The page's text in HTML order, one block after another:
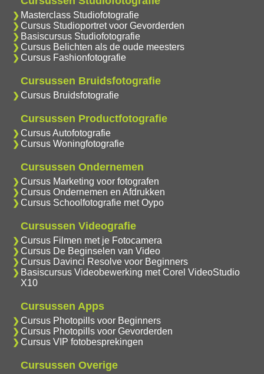
Masterclass Studiofotografie
Cursus Studioportret voor Gevorderden
Basiscursus Studiofotografie
Cursus Belichten als de oude meesters
Cursus Fashionfotografie
Cursussen Bruidsfotografie
Cursus Bruidsfotografie
Cursussen Productfotografie
Cursus Autofotografie
Cursus Woningfotografie
Cursussen Ondernemen
Cursus Marketing voor fotografen
Cursus Ondernemen en Afdrukken
Cursus Schoolfotografie met Oypo
Cursussen Videografie
Cursus Filmen met je Fotocamera
Cursus De Beginselen van Video
Cursus Davinci Resolve voor Beginners
Basiscursus Videobewerking met Corel VideoStudio
X10
Cursussen Apps
Cursus Photopills voor Beginners
Cursus Photopills voor Gevorderden
Cursus VIP fotobesprekingen
Cursussen Overige